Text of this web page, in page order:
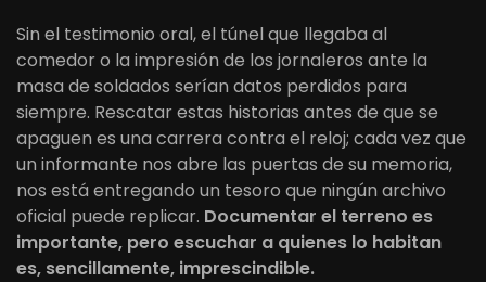
Sin el testimonio oral, el túnel que llegaba al
comedor o la impresión de los jornaleros ante la
masa de soldados serían datos perdidos para
siempre. Rescatar estas historias antes de que se
apaguen es una carrera contra el reloj; cada vez que
un informante nos abre las puertas de su memoria,
nos está entregando un tesoro que ningún archivo
oficial puede replicar. Documentar el terreno es
importante, pero escuchar a quienes lo habitan
es, sencillamente, imprescindible.